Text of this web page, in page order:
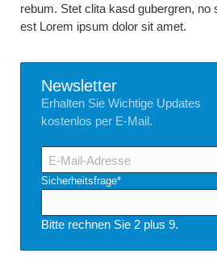
rebum. Stet clita kasd gubergren, no
est Lorem ipsum dolor sit amet.
Newsletter
Erhalten Sie Wichtige Updates
kostenlos per E-Mail.
E-
Mail-
Adresse
Pflichtfeld
Sicherheitsfrage*
Bitte rechnen Sie 2 plus 9.